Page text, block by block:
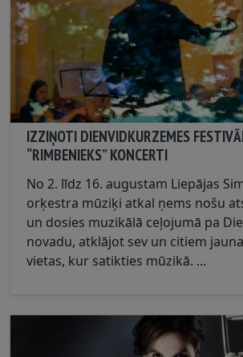
IZZIŅOTI DIENVIDKURZEMES
“RIMBENIEKS” KONCERTI
No 2. līdz 16. augustam Liepājas
orķestra mūziķi atkal ņems nošu
un dosies muzikālā ceļojumā pa
novadu, atklājot sev un citiem
vietas, kur satikties mūzikā. ...